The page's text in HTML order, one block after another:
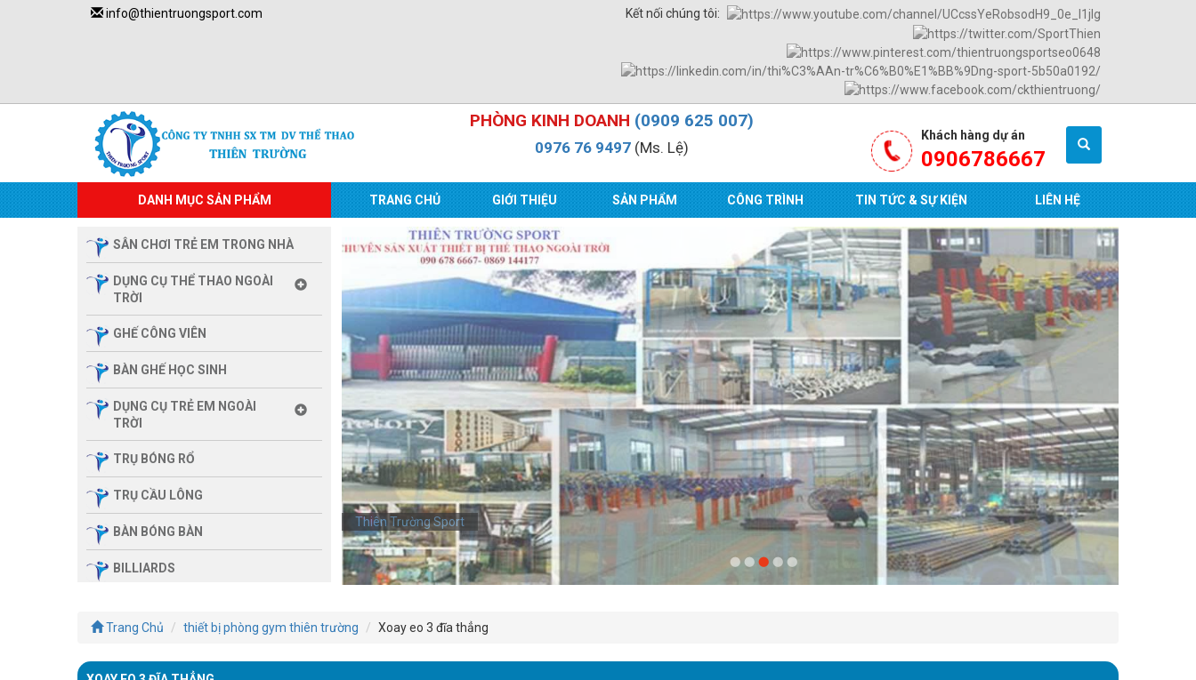
info@thientruongsport.com Kết nối chúng tôi:
PHÒNG KINH DOANH (0909 625 007)
0976 76 9497(Ms. Lệ)
Khách hàng dự án
0906786667
DANH MỤC SẢN PHẨM TRANG CHỦ GIỚI THIỆU SẢN PHẨM CÔNG TRÌNH TIN TỨC & SỰ KIỆN LIÊN HỆ
SÂN CHƠI TRẺ EM TRONG NHÀ
DỤNG CỤ THỂ THAO NGOÀI
TRỜI
GHẾ CÔNG VIÊN
BÀN GHẾ HỌC SINH
DỤNG CỤ TRẺ EM NGOÀI
TRỜI
TRỤ BÓNG RỔ
TRỤ CẦU LÔNG
BÀN BÓNG BÀN
BILLIARDS
ĐÌNH
Thiên Trường Sport
Trang Chủ thiết bị phòng gym thiên trường Xoay eo 3 đĩa thẳng